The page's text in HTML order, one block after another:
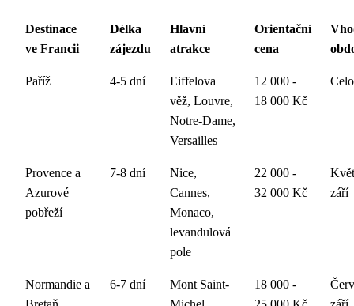
Destinace
ve Francii
Délka
zájezdu
Hlavní
atrakce
Orientační
cena
Paříž 4-5 dní
Eiffelova
věž, Louvre,
Notre-Dame,
Versailles
12 000 -
18 000 Kč
Provence a
Azurové
pobřeží
7-8 dní
Nice,
Cannes,
Monaco,
levandulová
pole
22 000 -
32 000 Kč
září
Normandie a
6-7 dní
Mont Saint-
18 000 -